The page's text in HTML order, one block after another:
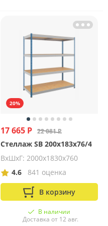
20%
17 665 Р 22 081 Р
Стеллаж SB 200x183x76/4
ВхШхГ: 2000х1830х760
4.6
841 оценка
В корзину
В наличии
Доставка от 12 авг.